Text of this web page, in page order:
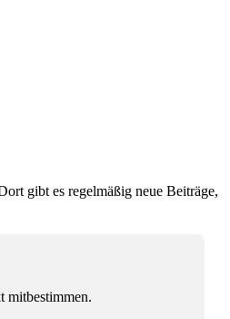
gibt es regelmäßig neue Beiträge,
mitbestimmen.